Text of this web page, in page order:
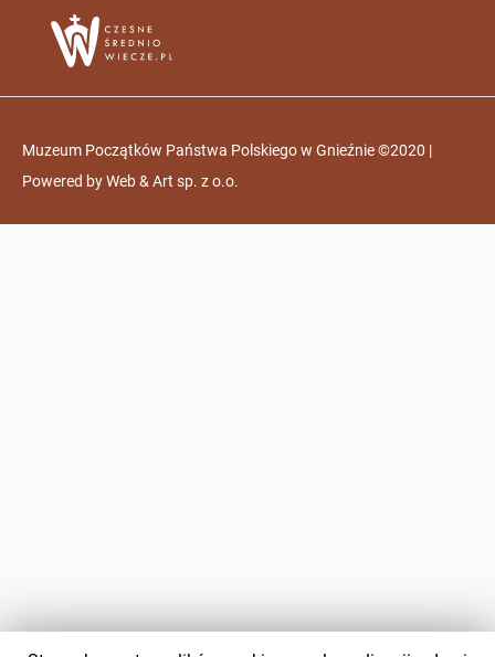
Muzeum Początków Państwa Polskiego w Gnieźnie ©2020 |
Powered byWeb & Art sp. z o.o.